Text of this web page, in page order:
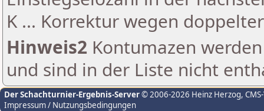
K ... Korrektur wegen
Hinweis2 Kontumazen
und sind in der Liste nicht
Der Schachturnier-Ergebnis-Server© 2006-2026 Heinz Herzog,
Impressum / Nutzungsbedingungen